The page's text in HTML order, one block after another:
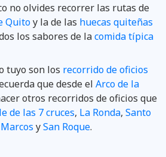
no olvides recorrer las rutas de
Quitoy la de las huecas quiteñas
los sabores de lacomida típica
tuyo son los recorrido de oficios
que desde el Arco de la
otros recorridos de oficios que
de las 7 cruces, La Ronda, Santo
ySan Roque.